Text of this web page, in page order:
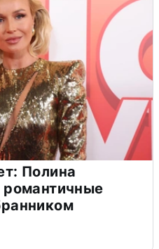
Полина
романтичные